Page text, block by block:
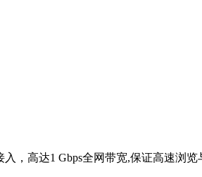
，高达1 Gbps全网带宽,保证高速浏览